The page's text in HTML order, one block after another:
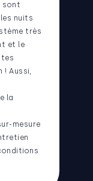
sont
nuits
très
et le
! Aussi,
la
mesure